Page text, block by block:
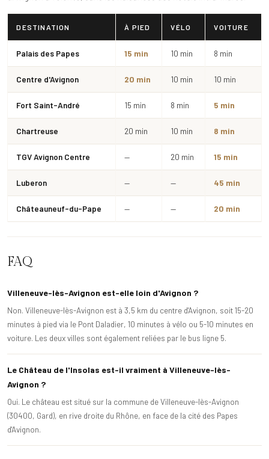
DESTINATION À PIED VÉLO VOITURE
Palais des Papes 15 min 10 min 8 min
Centre d'Avignon 20 min 10 min 10 min
Fort Saint-André 15 min 8 min 5 min
Chartreuse 20 min 10 min 8 min
TGV Avignon Centre — 20 min 15 min
Luberon — — 45 min
Châteauneuf-du-Pape — — 20 min
FAQ
Villeneuve-lès-Avignon est-elle loin d'Avignon ?
Non. Villeneuve-lès-Avignon est à 3,5 km du centre d'Avignon, soit 15-20
minutes à pied via le Pont Daladier, 10 minutes à vélo ou 5-10 minutes en
voiture. Les deux villes sont également reliées par le bus ligne 5.
Le Château de l'Insolas est-il vraiment à Villeneuve-lès-
Avignon ?
Oui. Le château est situé sur la commune de Villeneuve-lès-Avignon
(30400, Gard), en rive droite du Rhône, en face de la cité des Papes
d'Avignon.